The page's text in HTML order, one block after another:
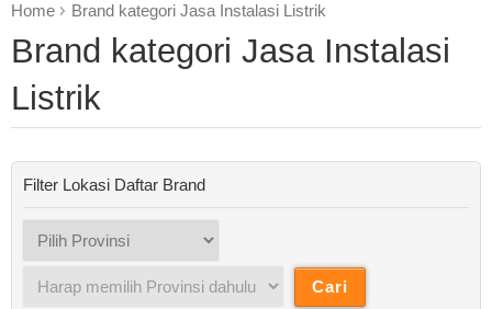
Home Brand kategori Jasa Instalasi Listrik
Brand kategori Jasa Instalasi
Listrik
Filter Lokasi Daftar Brand